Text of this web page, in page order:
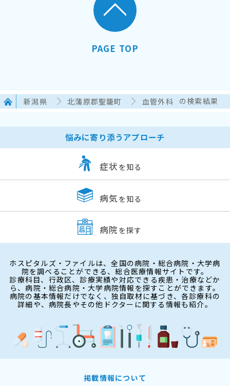
PAGE TOP
新潟県 北蒲原郡聖籠町 血管外科 の検索結果
悩みに寄り添うアプローチ
症状 を知る
病気 を知る
病院 を探す
ホスピタルズ・ファイルは、全国の病院・総合病院・大学病
院を調べることができる、総合医療情報サイトです。
診療科目、行政区、診療実績や対応できる疾患・治療などか
ら、病院・総合病院・大学病院情報を探すことができます。
病院の基本情報だけでなく、独自取材に基づき、各診療科の
詳細や、病院長やその他ドクターに関する情報も紹介。
掲載情報について